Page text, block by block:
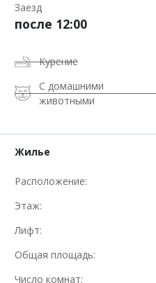
Заезд
после 12:00
Курение
С домашними
животными
Жилье
Расположение:
Этаж:
Лифт:
Общая площадь:
Число комнат: